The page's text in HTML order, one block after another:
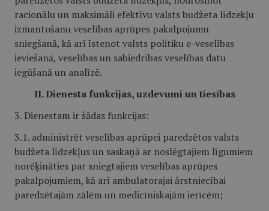
racionālu un maksimāli efektīvu valsts budžeta līdzekļu
izmantošanu veselības aprūpes pakalpojumu
sniegšanā, kā arī īstenot valsts politiku e-veselības
ieviešanā, veselības un sabiedrības veselības datu
iegūšanā un analīzē.
II. Dienesta funkcijas, uzdevumi un tiesības
3. Dienestam ir šādas funkcijas:
3.1. administrēt veselības aprūpei paredzētos valsts
budžeta līdzekļus un saskaņā ar noslēgtajiem līgumiem
norēķināties par sniegtajiem veselības aprūpes
pakalpojumiem, kā arī ambulatorajai ārstniecībai
paredzētajām zālēm un medicīniskajām ierīcēm;